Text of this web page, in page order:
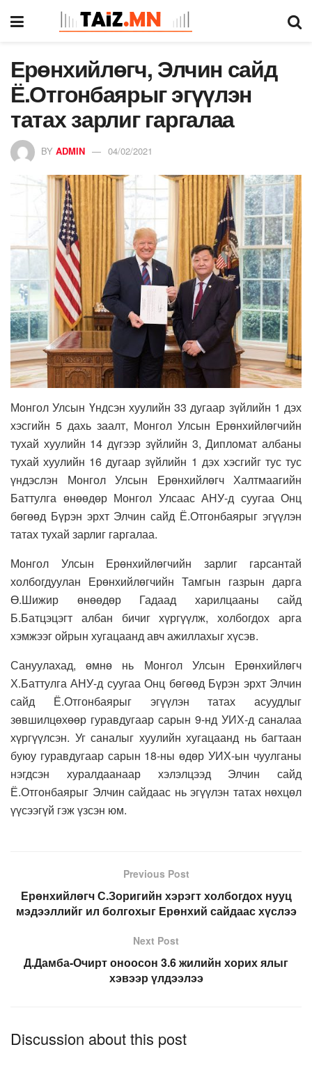
Ерөнхийлөгч, Элчин сайд
Ё.Отгонбаярыг эгүүлэн
татах зарлиг гаргалаа
BY ADMIN 04/02/2021
Монгол Улсын Үндсэн хуулийн 33 дугаар зүйлийн 1 дэх
хэсгийн 5 дахь заалт, Монгол Улсын Ерөнхийлөгчийн
тухай хуулийн 14 дүгээр зүйлийн 3, Дипломат албаны
тухай хуулийн 16 дугаар зүйлийн 1 дэх хэсгийг тус тус
үндэслэн Монгол Улсын Ерөнхийлөгч Халтмаагийн
Баттулга өнөөдөр Монгол Улсаас АНУ-д суугаа Онц
бөгөөд Бүрэн эрхт Элчин сайд Ё.Отгонбаярыг эгүүлэн
татах тухай зарлиг гаргалаа.
Монгол Улсын Ерөнхийлөгчийн зарлиг гарсантай
холбогдуулан Ерөнхийлөгчийн Тамгын газрын дарга
Ө.Шижир өнөөдөр Гадаад харилцааны сайд
Б.Батцэцэгт албан бичиг хүргүүлж, холбогдох арга
хэмжээг ойрын хугацаанд авч ажиллахыг хүсэв.
Сануулахад, өмнө нь Монгол Улсын Ерөнхийлөгч
Х.Баттулга АНУ-д суугаа Онц бөгөөд Бүрэн эрхт Элчин
сайд Ё.Отгонбаярыг эгүүлэн татах асуудлыг
зөвшилцөхөөр гуравдугаар сарын 9-нд УИХ-д саналаа
хүргүүлсэн. Уг саналыг хуулийн хугацаанд нь багтаан
буюу гуравдугаар сарын 18-ны өдөр УИХ-ын чуулганы
нэгдсэн хуралдаанаар хэлэлцээд Элчин сайд
Ё.Отгонбаярыг Элчин сайдаас нь эгүүлэн татах нөхцөл
үүсээгүй гэж үзсэн юм.
Previous Post
Ерөнхийлөгч С.Зоригийн хэрэгт холбогдох нууц
мэдээллийг ил болгохыг Ерөнхий сайдаас хүслээ
Next Post
Д.Дамба-Очирт оноосон 3.6 жилийн хорих ялыг
хэвээр үлдээлээ
Discussion about this post